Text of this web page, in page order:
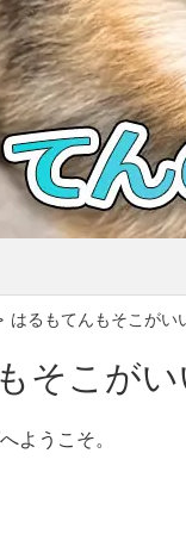
はるもてんもそこがい
そこが
ようこそ。